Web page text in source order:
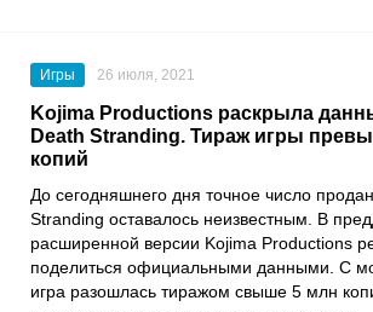
Игры 26 июля, 2021
Kojima Productions раскрыла
Death Stranding. Тираж игры
копий
До сегодняшнего дня точное число
Stranding оставалось неизвестным. В
расширенной версии Kojima Productions
поделиться официальными данными. С
игра разошлась тиражом свыше 5 млн